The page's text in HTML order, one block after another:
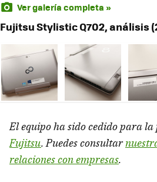
Ver galería completa »
Fujitsu Stylistic Q702, análisis
El equipo ha sido cedido para
Fujitsu. Puedes consultar
relaciones con empresas.